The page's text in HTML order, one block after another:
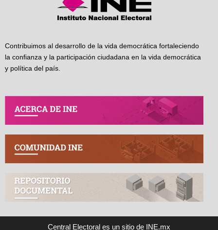
Contribuimos al desarrollo de la vida democrática fortaleciendo
la confianza y la participación ciudadana en la vida democrática
y política del país.
Central Electoral es un sitio de INE.mx